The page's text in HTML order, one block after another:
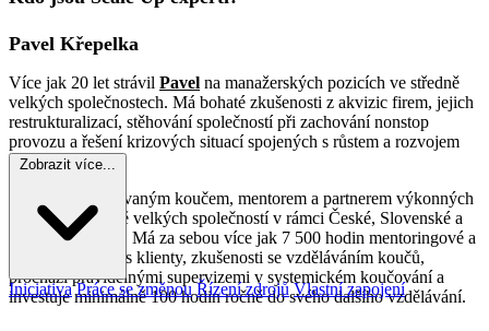
Pavel Křepelka
Více jak 20 let strávil Pavel na manažerských pozicích ve středně
velkých společnostech. Má bohaté zkušenosti z akvizic firem, jejich
restrukturalizací, stěhování společností při zachování nonstop
provozu a řešení krizových situací spojených s růstem a rozvojem
SME firem.
Pavel je akreditovaným koučem, mentorem a partnerem výkonných
manažerů středně velkých společností v rámci České, Slovenské a
Polské republiky. Má za sebou více jak 7 500 hodin mentoringové a
koučovací práce s klienty, zkušenosti se vzděláváním koučů,
prochází pravidelnými supervizemi v systemickém koučování a
investuje minimálně 100 hodin ročně do svého dalšího vzdělávání.
Zobrazit více...
Iniciativa Práce se změnou Řízení zdrojů Vlastní zapojení